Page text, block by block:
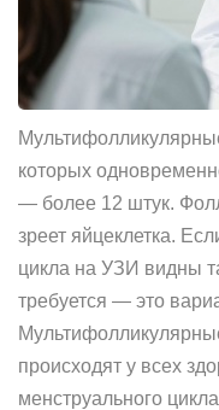
которых
— более 12 штук.
зреет яйцеклетка.
цикла на УЗИ видны
требуется — это
происходят у всех
менструального